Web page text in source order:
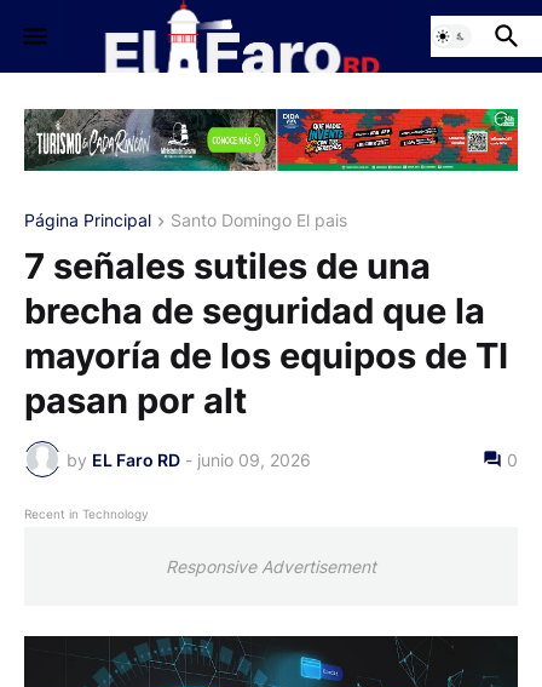
Página Principal Santo Domingo El pais
7 señales sutiles de una
brecha de seguridad que la
mayoría de los equipos de TI
pasan por alt
by EL Faro RD - junio 09, 2026 0
Recent in Technology
Responsive Advertisement